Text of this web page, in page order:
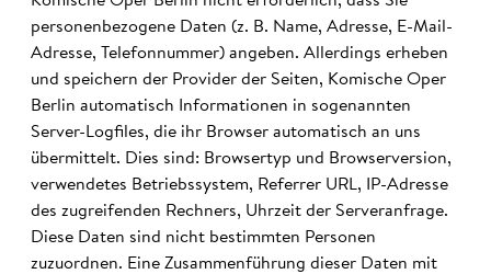
personenbezogene Daten (z. B. Name, Adresse, E-Mail-
Adresse, Telefonnummer) angeben. Allerdings erheben
und speichern der Provider der Seiten, Komische Oper
Berlin automatisch Informationen in sogenannten
Server-Logfiles, die ihr Browser automatisch an uns
übermittelt. Dies sind: Browsertyp und Browserversion,
verwendetes Betriebssystem, Referrer URL, IP-Adresse
des zugreifenden Rechners, Uhrzeit der Serveranfrage.
Diese Daten sind nicht bestimmten Personen
zuzuordnen. Eine Zusammenführung dieser Daten mit